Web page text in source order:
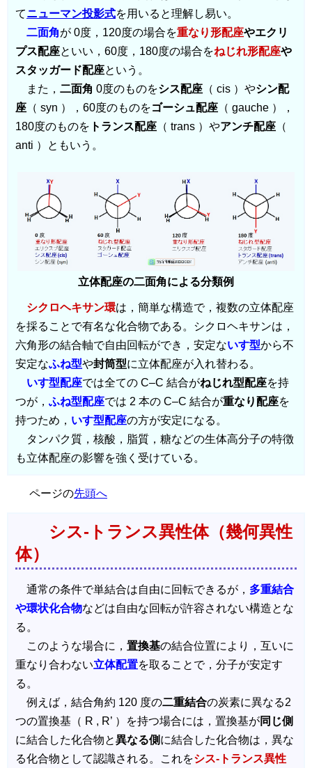
てニューマン投影式を用いると理解し易い。
二面角が 0度，120度の場合を重なり形配座やエクリ
プス配座といい，60度，180度の場合をねじれ形配座や
スタッガード配座という。
また， 二面角 0度のものをシス配座 （ cis ）やシン配
座 （ syn ），60度のものをゴーシュ配座 （ gauche ），
180度のものを トランス配座 （ trans ）やアンチ配座 （
anti ）ともいう。
立体配座の二面角による分類例
シクロヘキサン環は，簡単な構造で，複数の立体配座
を採ることで有名な化合物である。シクロヘキサンは，
六角形の結合軸で自由回転ができ，安定ないす型から不
安定なふね型や封筒型に立体配座が入れ替わる。
いす型配座では全ての C–C 結合がねじれ型配座を持
つが， ふね型配座では 2 本の C–C 結合が重なり配座を
持つため， いす型配座の方が安定になる。
タンパク質，核酸，脂質，糖などの生体高分子の特徴
も立体配座の影響を強く受けている。
ページの先頭へ
シス‐トランス異性体（幾何異性
体）
通常の条件で単結合は自由に回転できるが， 多重結合
や環状化合物などは自由な回転が許容されない構造とな
る。
このような場合に， 置換基の結合位置により，互いに
重なり合わない立体配置を取ることで，分子が安定す
る。
例えば，結合角約 120 度の二重結合の炭素に異なる2
つの置換基（ R , R’ ）を持つ場合には，置換基が同じ側
に結合した化合物と異なる側 に結合した化合物は，異な
る化合物として認識される。これをシス‐トランス異性